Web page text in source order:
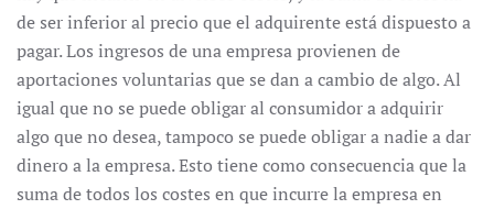
de ser inferior al precio que el adquirente está dispuesto a
pagar. Los ingresos de una empresa provienen de
aportaciones voluntarias que se dan a cambio de algo. Al
igual que no se puede obligar al consumidor a adquirir
algo que no desea, tampoco se puede obligar a nadie a dar
dinero a la empresa. Esto tiene como consecuencia que la
suma de todos los costes en que incurre la empresa en